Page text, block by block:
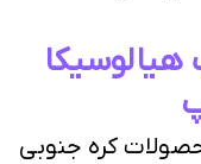
کره جنوبی